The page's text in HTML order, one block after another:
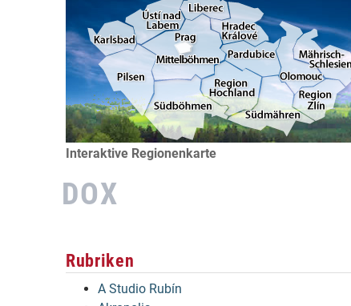
Interaktive Regionenkarte
DOX
Rubriken
A Studio Rubín